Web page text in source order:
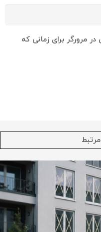
مرورگر برای زمانی که